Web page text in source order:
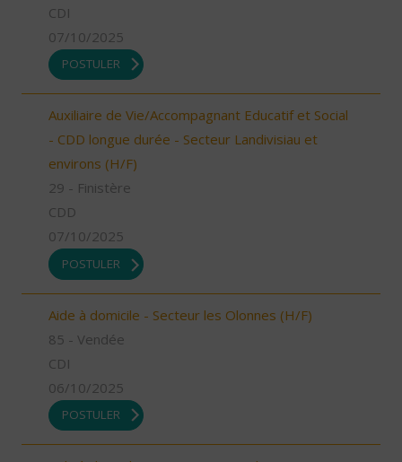
CDI
07/10/2025
POSTULER
Auxiliaire de Vie/Accompagnant Educatif et Social
- CDD longue durée - Secteur Landivisiau et
environs (H/F)
29 - Finistère
CDD
07/10/2025
POSTULER
Aide à domicile - Secteur les Olonnes (H/F)
85 - Vendée
CDI
06/10/2025
POSTULER